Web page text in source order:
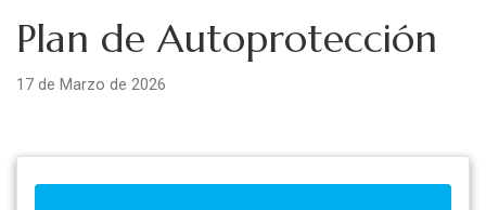
Plan de Autoprotección
17 de Marzo de 2026